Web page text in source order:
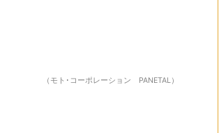
（モト･コーポレーション PANETAL）